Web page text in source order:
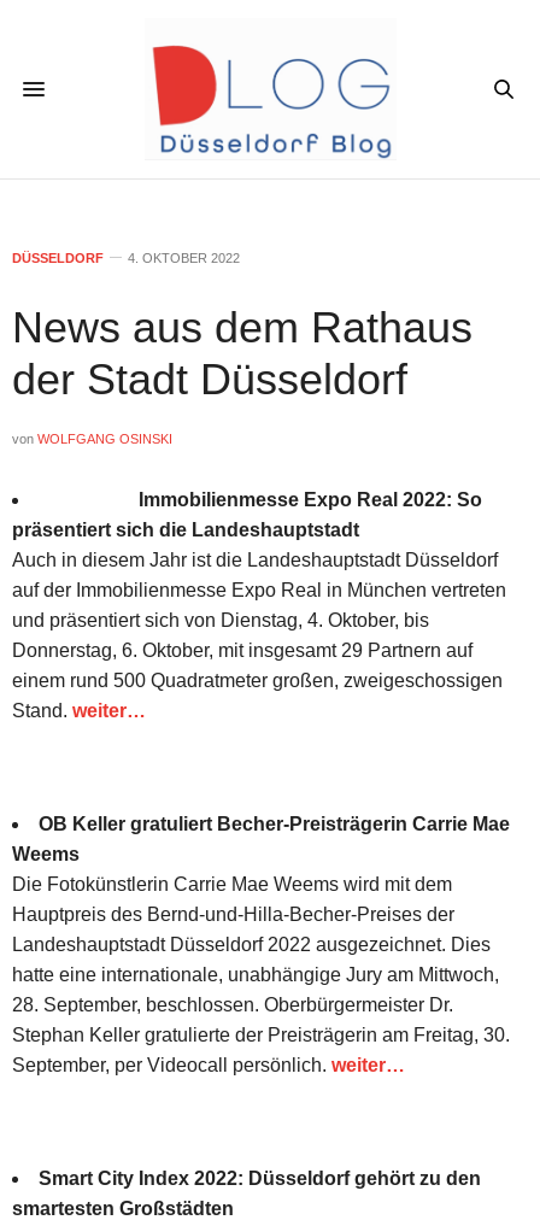
DÜSSELDORF 4. OKTOBER 2022
News aus dem Rathaus
der Stadt Düsseldorf
von WOLFGANG OSINSKI
Immobilienmesse Expo Real 2022: So
präsentiert sich die Landeshauptstadt
Auch in diesem Jahr ist die Landeshauptstadt Düsseldorf
auf der Immobilienmesse Expo Real in München vertreten
und präsentiert sich von Dienstag, 4. Oktober, bis
Donnerstag, 6. Oktober, mit insgesamt 29 Partnern auf
einem rund 500 Quadratmeter großen, zweigeschossigen
Stand. weiter…
OB Keller gratuliert Becher-Preisträgerin Carrie Mae
Weems
Die Fotokünstlerin Carrie Mae Weems wird mit dem
Hauptpreis des Bernd-und-Hilla-Becher-Preises der
Landeshauptstadt Düsseldorf 2022 ausgezeichnet. Dies
hatte eine internationale, unabhängige Jury am Mittwoch,
28. September, beschlossen. Oberbürgermeister Dr.
Stephan Keller gratulierte der Preisträgerin am Freitag, 30.
September, per Videocall persönlich. weiter…
Smart City Index 2022: Düsseldorf gehört zu den
smartesten Großstädten